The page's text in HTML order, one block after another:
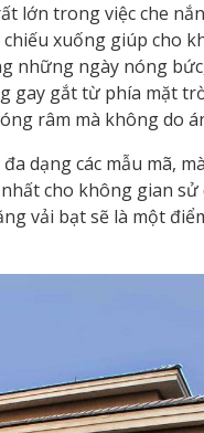
lớn trong việc che
xuống giúp cho
những ngày nóng
gay gắt từ phía mặt
râm mà không do
dạng các mẫu mã,
cho không gian sử
vải bạt sẽ là một